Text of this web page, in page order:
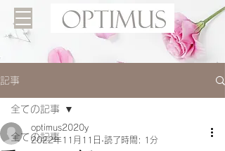
記事
全ての記事
全ての記事
optimus2020y
2022年11月11日 読了時間: 1分